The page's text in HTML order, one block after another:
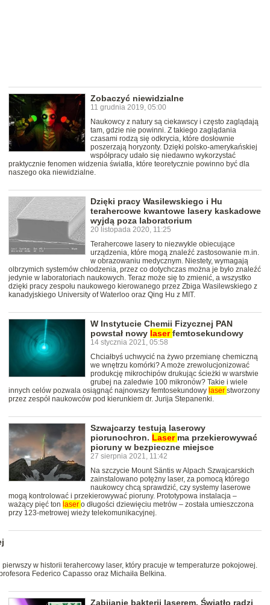
Zobaczyć niewidzialne
11 grudnia 2019, 05:00
Naukowcy z natury są ciekawscy i często zaglądają
tam, gdzie nie powinni. Z takiego zaglądania
czasami rodzą się odkrycia, które dosłownie
poszerzają horyzonty. Dzięki polsko-amerykańskiej
współpracy udało się niedawno wykorzystać
praktycznie fenomen widzenia światła, które teoretycznie powinno być dla
naszego oka niewidzialne.
Dzięki pracy Wasilewskiego i Hu
terahercowe kwantowe lasery kaskadowe
wyjdą poza laboratorium
20 listopada 2020, 11:25
Terahercowe lasery to niezwykle obiecujące
urządzenia, które mogą znaleźć zastosowanie m.in.
w obrazowaniu medycznym. Niestety, wymagają
olbrzymich systemów chłodzenia, przez co dotychczas można je było znaleźć
jedynie w laboratoriach naukowych. Teraz może się to zmienić, a wszystko
dzięki pracy zespołu naukowego kierowanego przez Zbiga Wasilewskiego z
kanadyjskiego University of Waterloo oraz Qing Hu z MIT.
W Instytucie Chemii Fizycznej PAN
powstał nowy laserfemtosekundowy
14 stycznia 2021, 05:58
Chciałbyś uchwycić na żywo przemianę chemiczną
we wnętrzu komórki? A może zrewolucjonizować
produkcję mikrochipów drukując ścieżki w warstwie
grubej na zaledwie 100 mikronów? Takie i wiele
innych celów pozwala osiągnąć najnowszy femtosekundowy laser stworzony
przez zespół naukowców pod kierunkiem dr. Jurija Stepanenki.
Szwajcarzy testują laserowy
piorunochron. Laser ma przekierowywać
pioruny w bezpieczne miejsce
27 sierpnia 2021, 11:42
Na szczycie Mount Säntis w Alpach Szwajcarskich
zainstalowano potężny laser, za pomocą którego
naukowcy chcą sprawdzić, czy systemy laserowe
mogą kontrolować i przekierowywać pioruny. Prototypowa instalacja –
ważący pięć ton laser o długości dziewięciu metrów – została umieszczona
przy 123-metrowej wieży telekomunikacyjnej.
w historii terahercowy laser, który pracuje w temperaturze pokojowej.
Federico Capasso oraz Michaiła Belkina.
Zabijanie bakterii laserem. Światło radzi